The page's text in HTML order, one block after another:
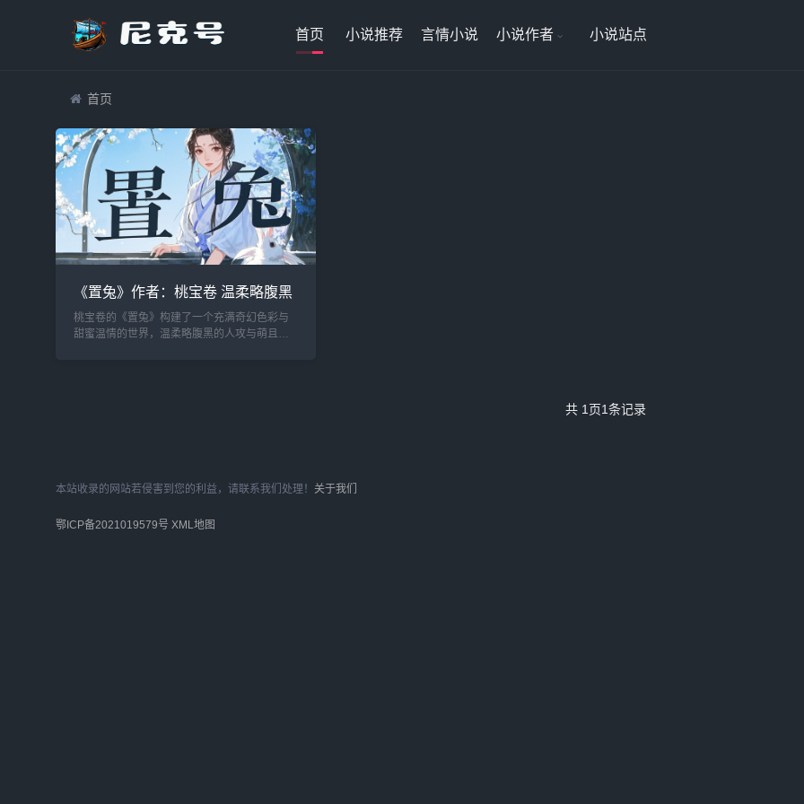
首页 小说推荐 言情小说 小说作者 小说站点
首页
《置兔》作者：桃宝卷 温柔略腹黑
人攻x萌很奥娇
桃宝卷的《置兔》构建了一个充满奇幻色彩与
甜蜜温情的世界，温柔略腹黑的人攻与萌且傲
共 1 页1条记录
本站收录的网站若侵害到您的利益，请联系我们处理！ 关于我们
鄂ICP备2021019579号 XML地图